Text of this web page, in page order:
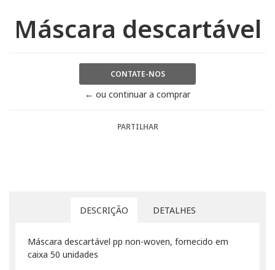
Máscara descartável
CONTATE-NOS
← ou continuar a comprar
PARTILHAR
DESCRIÇÃO DETALHES
Máscara descartável pp non-woven, fornecido em
caixa 50 unidades